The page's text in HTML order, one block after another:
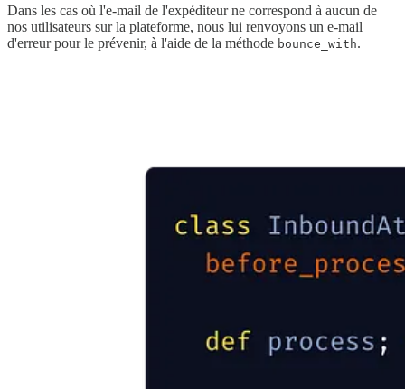
Dans les cas où l'e-mail de l'expéditeur ne correspond à aucun de
nos utilisateurs sur la plateforme, nous lui renvoyons un e-mail
d'erreur pour le prévenir, à l'aide de la méthode bounce_with.